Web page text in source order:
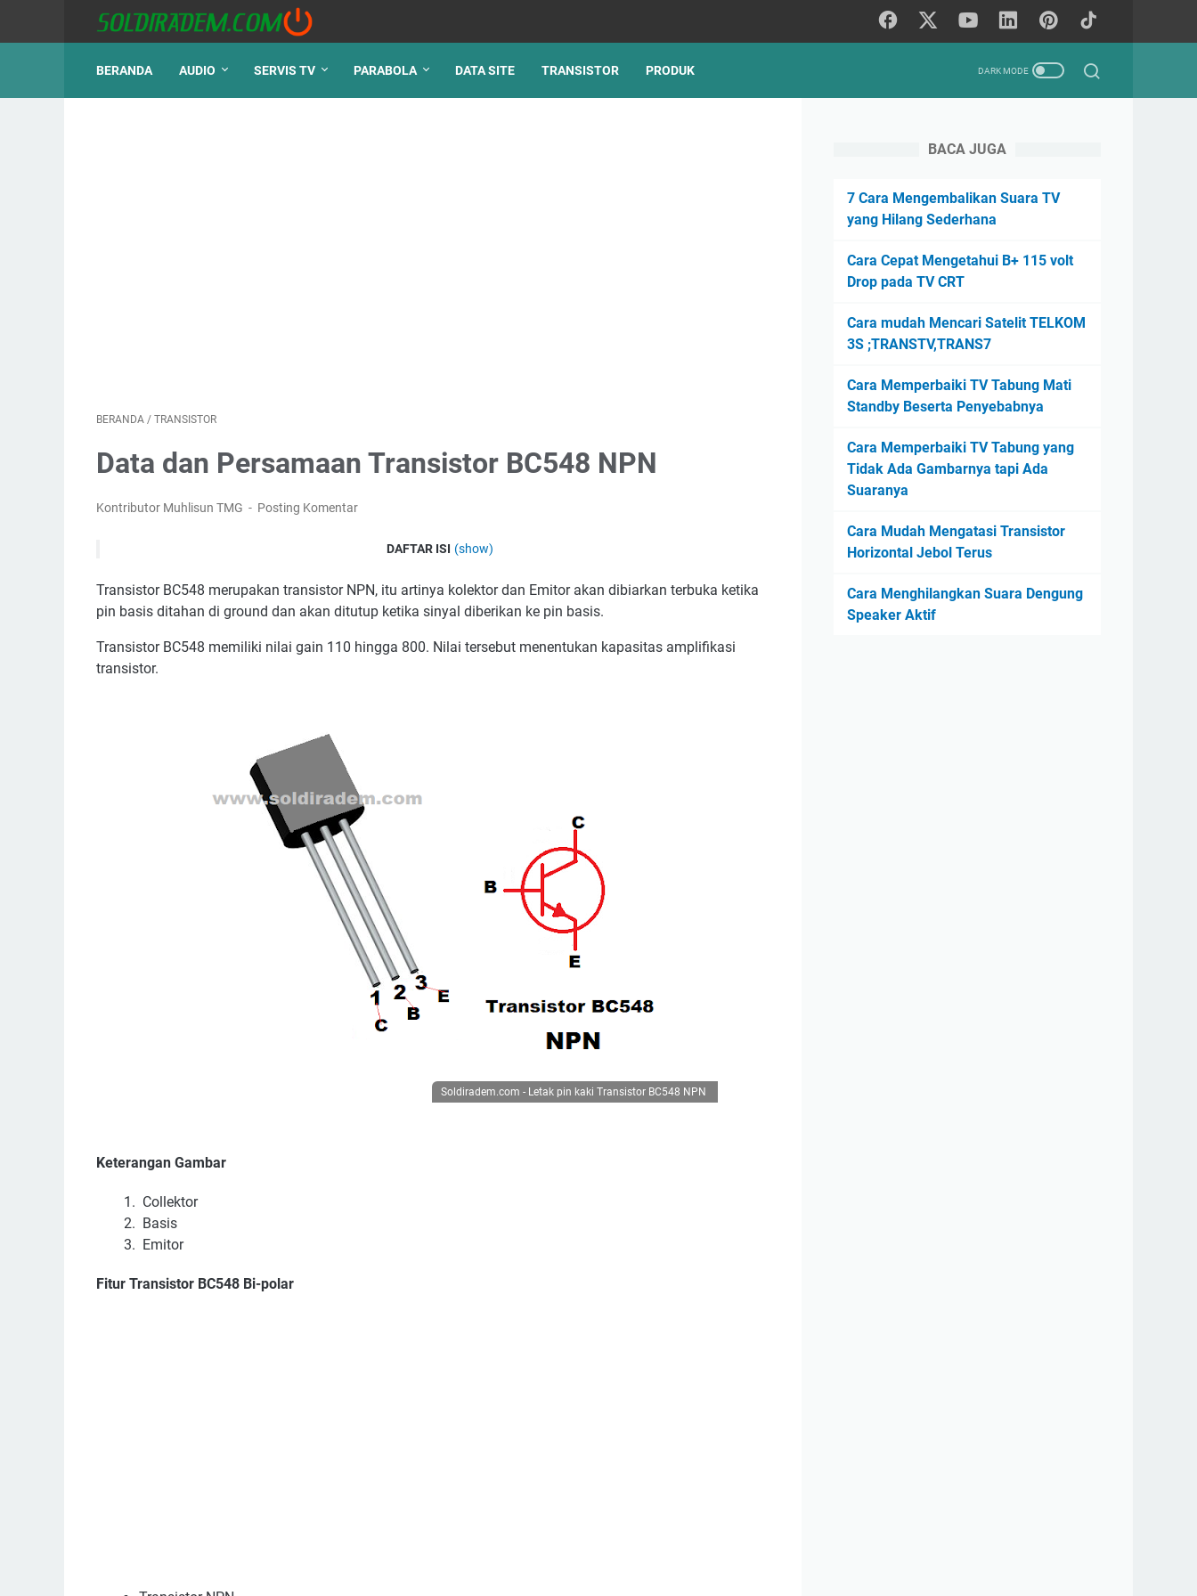
BERANDA AUDIO SERVIS TV PARABOLA DATA SITE TRANSISTOR PRODUK
BERANDA / TRANSISTOR
Data dan Persamaan Transistor BC548 NPN
Kontributor Muhlisun TMG Posting Komentar
DAFTAR ISI (show)
Transistor BC548 merupakan transistor NPN, itu artinya kolektor dan Emitor akan dibiarkan terbuka ketika
pin basis ditahan di ground dan akan ditutup ketika sinyal diberikan ke pin basis.
Transistor BC548 memiliki nilai gain 110 hingga 800. Nilai tersebut menentukan kapasitas amplifikasi
transistor.
Soldiradem.com - Letak pin kaki Transistor BC548 NPN
Keterangan Gambar
Collektor
Basis
Emitor
Fitur Transistor BC548 Bi-polar
BACA JUGA
7 Cara Mengembalikan Suara TV
yang Hilang Sederhana
Cara Cepat Mengetahui B+ 115 volt
Drop pada TV CRT
Cara mudah Mencari Satelit TELKOM
3S ;TRANSTV,TRANS7
Cara Memperbaiki TV Tabung Mati
Standby Beserta Penyebabnya
Cara Memperbaiki TV Tabung yang
Tidak Ada Gambarnya tapi Ada
Suaranya
Cara Mudah Mengatasi Transistor
Horizontal Jebol Terus
Cara Menghilangkan Suara Dengung
Speaker Aktif